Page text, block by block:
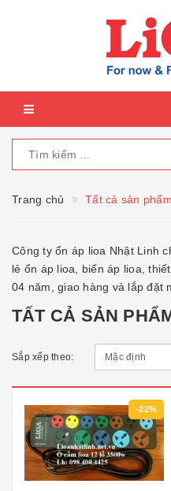
Trang chủ Tất cả sản phẩm
Công ty ổn áp lioa Nhật Linh
lẻ ổn áp lioa, biến áp lioa,
04 năm, giao hàng và lắp đặt
TẤT CẢ SẢN
Sắp xếp theo:
-22%